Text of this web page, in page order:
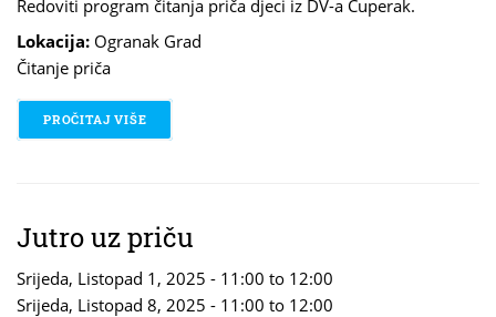
Redoviti program čitanja priča djeci iz DV-a Čuperak.
Lokacija: Ogranak Grad
Čitanje priča
PROČITAJ VIŠE
Jutro uz priču
Srijeda, Listopad 1, 2025 - 11:00 to 12:00
Srijeda, Listopad 8, 2025 - 11:00 to 12:00